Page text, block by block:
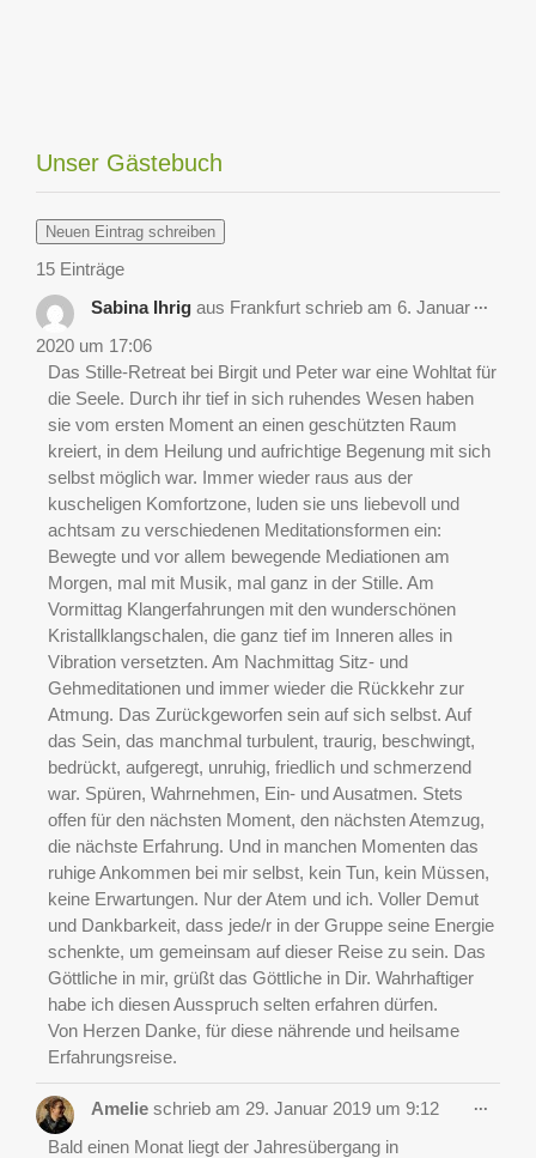
Unser Gästebuch
15 Einträge
Sabina Ihrig aus Frankfurt schrieb am 6. Januar
2020 um 17:06
Das Stille-Retreat bei Birgit und Peter war eine Wohltat für
die Seele. Durch ihr tief in sich ruhendes Wesen haben
sie vom ersten Moment an einen geschützten Raum
kreiert, in dem Heilung und aufrichtige Begenung mit sich
selbst möglich war. Immer wieder raus aus der
kuscheligen Komfortzone, luden sie uns liebevoll und
achtsam zu verschiedenen Meditationsformen ein:
Bewegte und vor allem bewegende Mediationen am
Morgen, mal mit Musik, mal ganz in der Stille. Am
Vormittag Klangerfahrungen mit den wunderschönen
Kristallklangschalen, die ganz tief im Inneren alles in
Vibration versetzten. Am Nachmittag Sitz- und
Gehmeditationen und immer wieder die Rückkehr zur
Atmung. Das Zurückgeworfen sein auf sich selbst. Auf
das Sein, das manchmal turbulent, traurig, beschwingt,
bedrückt, aufgeregt, unruhig, friedlich und schmerzend
war. Spüren, Wahrnehmen, Ein- und Ausatmen. Stets
offen für den nächsten Moment, den nächsten Atemzug,
die nächste Erfahrung. Und in manchen Momenten das
ruhige Ankommen bei mir selbst, kein Tun, kein Müssen,
keine Erwartungen. Nur der Atem und ich. Voller Demut
und Dankbarkeit, dass jede/r in der Gruppe seine Energie
schenkte, um gemeinsam auf dieser Reise zu sein. Das
Göttliche in mir, grüßt das Göttliche in Dir. Wahrhaftiger
habe ich diesen Ausspruch selten erfahren dürfen.
Von Herzen Danke, für diese nährende und heilsame
Erfahrungsreise.
...
Amelie schrieb am 29. Januar 2019 um 9:12
Bald einen Monat liegt der Jahresübergang in
...